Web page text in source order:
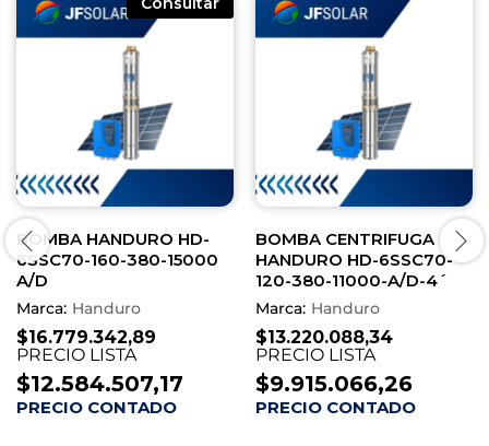
BOMBA HANDURO HD-
6SSC70-160-380-15000
A/D
Marca: Handuro
$16.779.342,89
PRECIO LISTA
$12.584.507,17
PRECIO CONTADO
BOMBA CENTRIFUGA
HANDURO HD-6SSC70-
120-380-11000-A/D-4´
Marca: Handuro
$13.220.088,34
PRECIO LISTA
$9.915.066,26
PRECIO CONTADO